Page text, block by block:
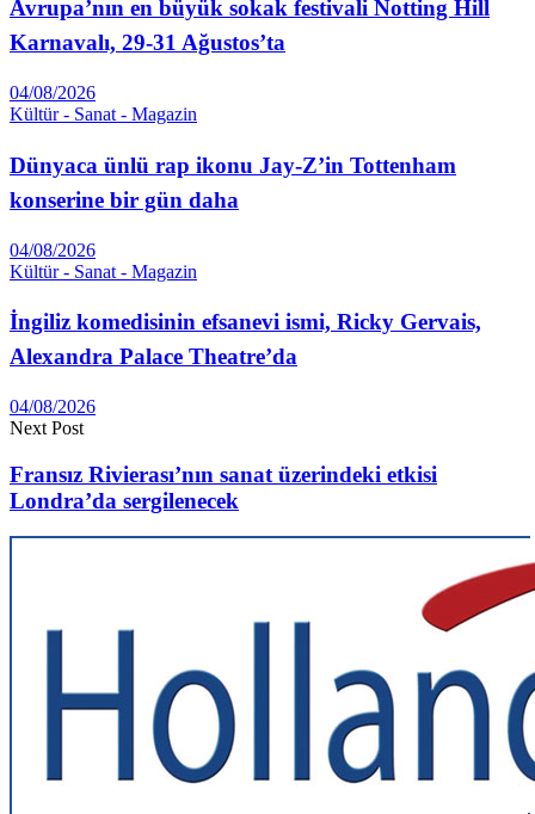
Avrupa’nın en büyük so­kak festivali Notting Hill
Karnavalı, 29-31 Ağustos’ta
04/08/2026
Kültür - Sanat - Magazin
Dünyaca ünlü rap ikonu Jay-Z’in Tottenham
konserine bir gün daha
04/08/2026
Kültür - Sanat - Magazin
İngiliz komedisinin efsanevi ismi, Ricky Gervais,
Alexandra Palace Theatre’da
04/08/2026
Next Post
Fransız Rivierası’nın sanat üzerindeki etkisi
Londra’da sergilenecek